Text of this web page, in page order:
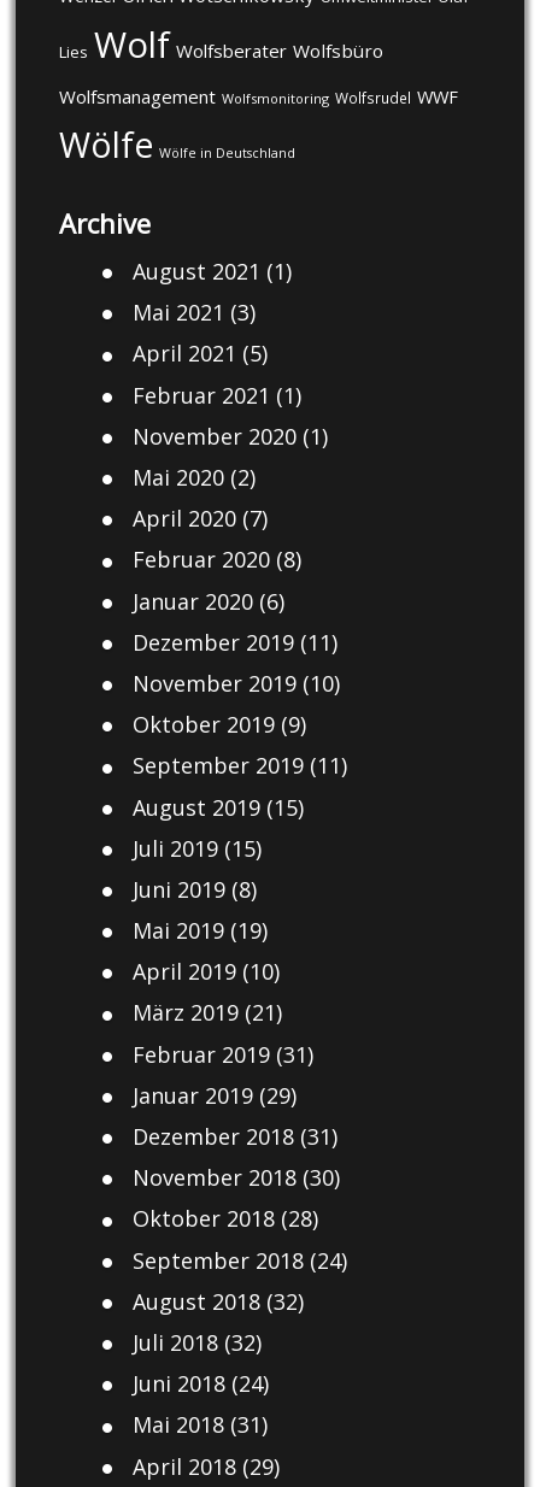
Lies Wolf Wolfsberater Wolfsbüro
Wolfsmanagement Wolfsmonitoring Wolfsrudel WWF
Wölfe Wölfe in Deutschland
Archive
August 2021 (1)
Mai 2021 (3)
April 2021 (5)
Februar 2021 (1)
November 2020(1)
Mai 2020(2)
April 2020(7)
Februar 2020(8)
Januar 2020(6)
Dezember 2019(11)
November 2019(10)
Oktober 2019(9)
September 2019(11)
August 2019(15)
Juli 2019(15)
Juni 2019(8)
Mai 2019(19)
April 2019(10)
März 2019(21)
Februar 2019(31)
Januar 2019(29)
Dezember 2018(31)
November 2018(30)
Oktober 2018(28)
September 2018(24)
August 2018(32)
Juli 2018(32)
Juni 2018(24)
Mai 2018(31)
April 2018(29)